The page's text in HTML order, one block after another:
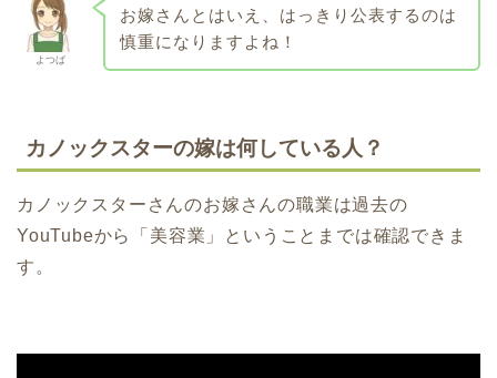
よつば
お嫁さんとはいえ、はっきり公表するのは
慎重になりますよね！
カノックスターの嫁は何している人？
カノックスターさんのお嫁さんの職業は過去の
YouTubeから「美容業」ということまでは確認できま
す。